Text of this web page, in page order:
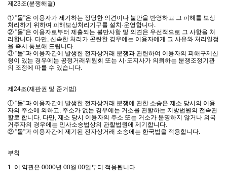
제23조(분쟁해결)
① "몰"은 이용자가 제기하는 정당한 의견이나 불만을 반영하고 그 피해를 보상
처리하기 위하여 피해보상처리기구를 설치·운영합니다.
② "몰"은 이용자로부터 제출되는 불만사항 및 의견은 우선적으로 그 사항을 처
리합니다. 다만, 신속한 처리가 곤란한 경우에는 이용자에게 그 사유와 처리일정
을 즉시 통보해 드립니다.
③ "몰"과 이용자간에 발생한 전자상거래 분쟁과 관련하여 이용자의 피해구제신
청이 있는 경우에는 공정거래위원회 또는 시·도지사가 의뢰하는 분쟁조정기관
의 조정에 따를 수 있습니다.
제24조(재판권 및 준거법)
① "몰"과 이용자간에 발생한 전자상거래 분쟁에 관한 소송은 제소 당시의 이용
자의 주소에 의하고, 주소가 없는 경우에는 거소를 관할하는 지방법원의 전속관
할로 합니다. 다만, 제소 당시 이용자의 주소 또는 거소가 분명하지 않거나 외국
거주자의 경우에는 민사소송법상의 관할법원에 제기합니다.
② "몰"과 이용자간에 제기된 전자상거래 소송에는 한국법을 적용합니다.
부칙
1. 이 약관은 0000년 00월 00일부터 적용됩니다.